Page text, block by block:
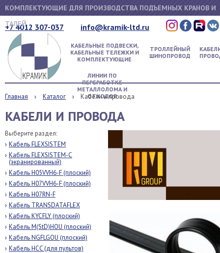
КОМПЛЕКТУЮЩИЕ ДЛЯ ПРОИЗВОДСТВА ПОДЪЕМНЫХ КРАНОВ И
ТАЛЕЙ
+7 4012 307-037 info@kramik-ltd.ru
КАБЕЛЬНЫЕ ПОДВЕСКИ,
КАБЕЛЬНЫЕ ТЕЛЕЖКИ И
КОМПЛЕКТУЮЩИЕ
ТРОЛЛЕЙНЫЙ
ШИНОПРОВОД
ЛИНИИ ПО
ПЕРЕРАБОТКЕ
МЕТАЛЛОЛОМА И
ОТХОДОВ
Главная Каталог Кабели и провода
КАБЕЛИ И ПРОВОДА
Выберите раздел:
Кабель FLEXSISTEM
Кабель FLEXSISTEM-C
(экранированный)
Кабель H05VVH6-F (плоский)
Кабель H07VVH6-F (плоский)
Кабель H07RN-F
Кабель TRANSDATAFLEX
Кабель KYCFLY (плоский)
Кабель M(StD)HOU (плоский)
Кабель NGFLGOU (плоский)
Кабель HCC (для пультов)